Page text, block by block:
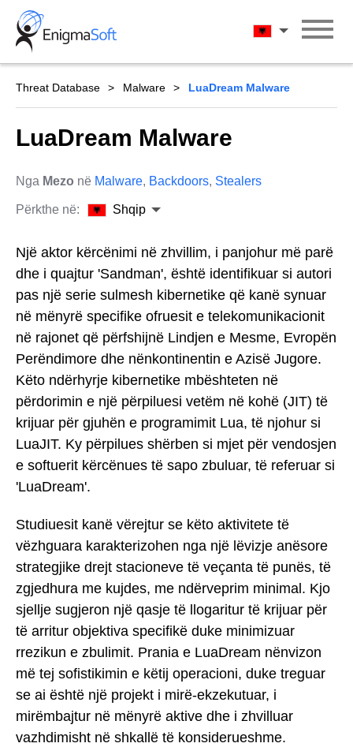
Skip
content
Shqip
Threat Database Malware LuaDream Malware
LuaDream Malware
Nga Mezo në Malware, Backdoors, Stealers
Përkthe në: Shqip
Një aktor kërcënimi në zhvillim, i panjohur më parë
dhe i quajtur 'Sandman', është identifikuar si autori
pas një serie sulmesh kibernetike që kanë synuar
në mënyrë specifike ofruesit e telekomunikacionit
në rajonet që përfshijnë Lindjen e Mesme, Evropën
Perëndimore dhe nënkontinentin e Azisë Jugore.
Këto ndërhyrje kibernetike mbështeten në
përdorimin e një përpiluesi vetëm në kohë (JIT) të
krijuar për gjuhën e programimit Lua, të njohur si
LuaJIT. Ky përpilues shërben si mjet për vendosjen
e softuerit kërcënues të sapo zbuluar, të referuar si
'LuaDream'.
Studiuesit kanë vërejtur se këto aktivitete të
vëzhguara karakterizohen nga një lëvizje anësore
strategjike drejt stacioneve të veçanta të punës, të
zgjedhura me kujdes, me ndërveprim minimal. Kjo
sjellje sugjeron një qasje të llogaritur të krijuar për
të arritur objektiva specifikë duke minimizuar
rrezikun e zbulimit. Prania e LuaDream nënvizon
më tej sofistikimin e këtij operacioni, duke treguar
se ai është një projekt i mirë-ekzekutuar, i
mirëmbajtur në mënyrë aktive dhe i zhvilluar
vazhdimisht në shkallë të konsiderueshme.